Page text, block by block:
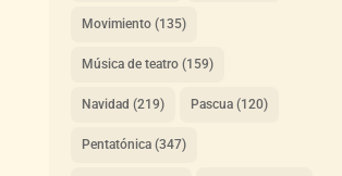
Movimiento(135)
Música de teatro(159)
Navidad (219) Pascua(120)
Pentatónica(347)